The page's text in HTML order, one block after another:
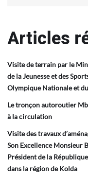
Articles
Visite de terrain par le
de la Jeunesse et des
Olympique Nationale et
Le tronçon autoroutier
à la circulation
Visite des travaux
Son Excellence Monsieur
Président de la
dans la région de Kolda